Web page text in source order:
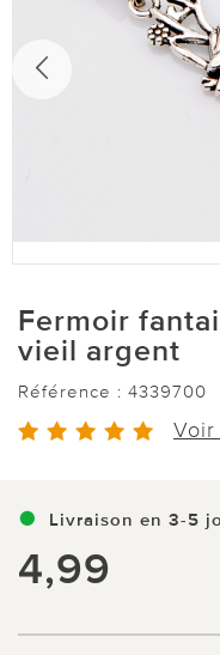
Fermoir
vieil argent
Référence : 4339700
Livraison en 3-5
4,99